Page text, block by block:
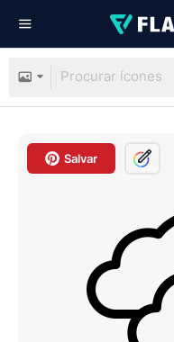
Salvar